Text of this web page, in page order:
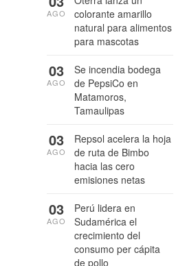
colorante amarillo
natural para alimentos
para mascotas
AGO
Se incendia bodega
de PepsiCo en
Matamoros,
Tamaulipas
03
AGO
Repsol acelera la hoja
de ruta de Bimbo
hacia las cero
emisiones netas
03
AGO
Perú lidera en
Sudamérica el
crecimiento del
consumo per cápita
de pollo
03
AGO